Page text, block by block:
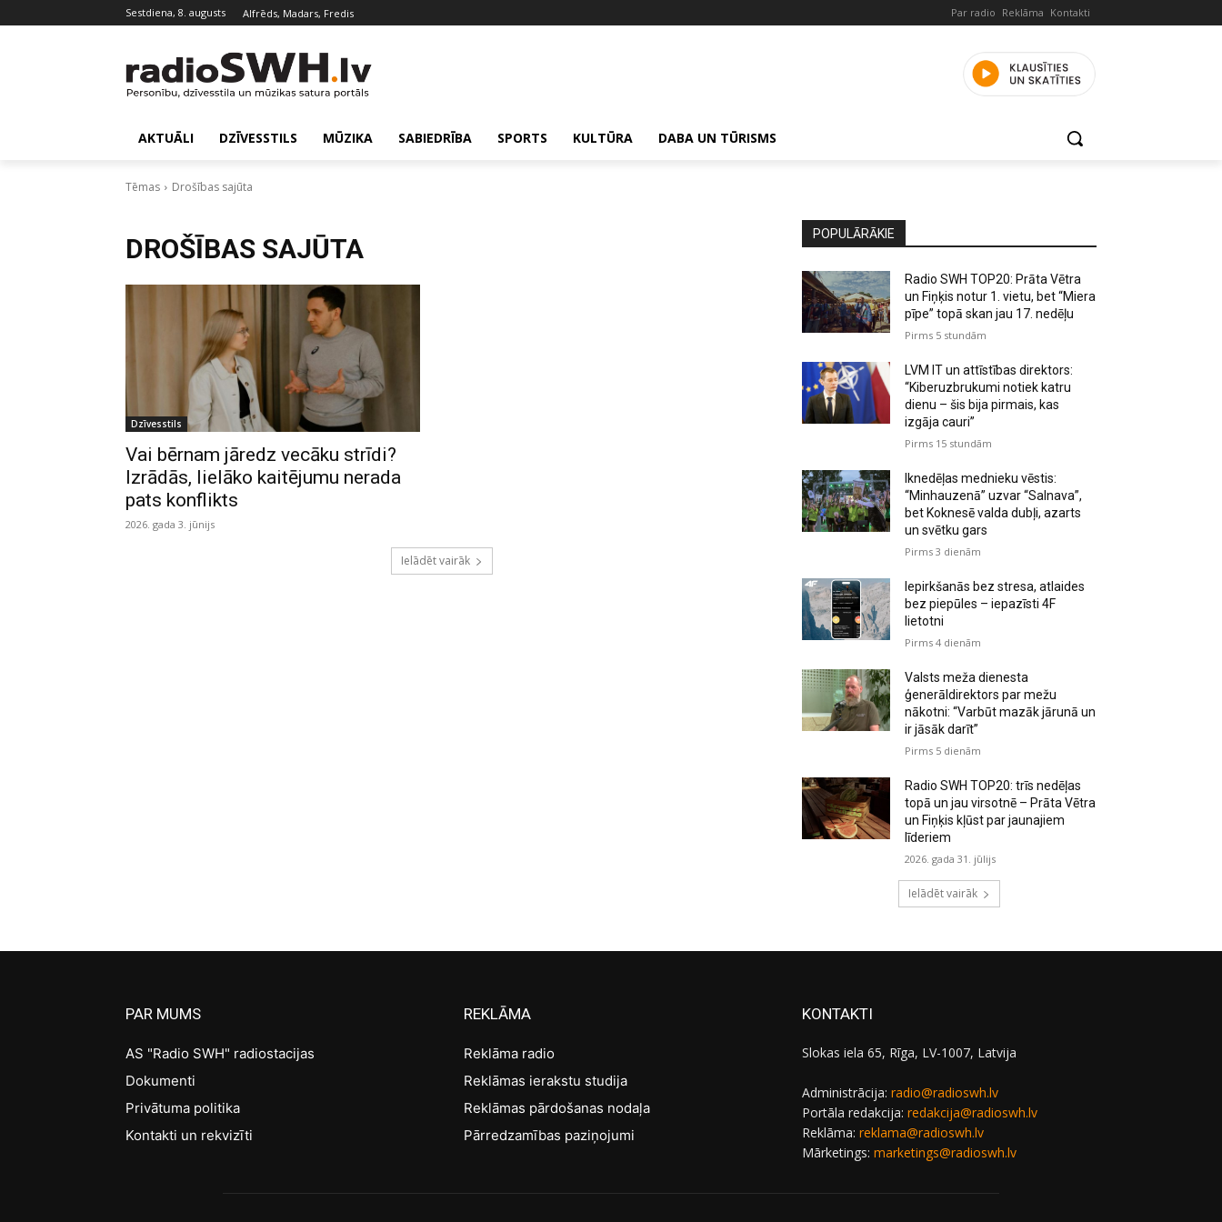
sestdiena, 8. augusts Alfrēds, Madars, Fredis Par radio Reklāma Kontakti
AKTUĀLI DZĪVESSTILS MŪZIKA SABIEDRĪBA SPORTS KULTŪRA DABA UN TŪRISMS
Tēmas Drošības sajūta
DROŠĪBAS SAJŪTA
Dzīvesstils
Vai bērnam jāredz vecāku strīdi?
Izrādās, lielāko kaitējumu nerada
pats konflikts
2026. gada 3. jūnijs
Ielādēt vairāk
POPULĀRĀKIE
Radio SWH TOP20: Prāta Vētra
un Fiņķis notur 1. vietu, bet “Miera
pīpe” topā skan jau 17. nedēļu
Pirms 5 stundām
LVM IT un attīstības direktors:
“Kiberuzbrukumi notiek katru
dienu – šis bija pirmais, kas
izgāja cauri”
Pirms 15 stundām
Iknedēļas mednieku vēstis:
“Minhauzenā” uzvar “Salnava”,
bet Koknesē valda dubļi, azarts
un svētku gars
Pirms 3 dienām
Iepirkšanās bez stresa, atlaides
bez piepūles – iepazīsti 4F
lietotni
Pirms 4 dienām
Valsts meža dienesta
ģenerāldirektors par mežu
nākotni: “Varbūt mazāk jārunā un
ir jāsāk darīt”
Pirms 5 dienām
Radio SWH TOP20: trīs nedēļas
topā un jau virsotnē – Prāta Vētra
un Fiņķis kļūst par jaunajiem
līderiem
2026. gada 31. jūlijs
Ielādēt vairāk
PAR MUMS
AS "Radio SWH" radiostacijas
Dokumenti
Privātuma politika
Kontakti un rekvizīti
REKLĀMA
Reklāma radio
Reklāmas ierakstu studija
Reklāmas pārdošanas nodaļa
Pārredzamības paziņojumi
KONTAKTI
Slokas iela 65, Rīga, LV-1007, Latvija
Administrācija: radio@radioswh.lv
Portāla redakcija: redakcija@radioswh.lv
Reklāma: reklama@radioswh.lv
Mārketings: marketings@radioswh.lv